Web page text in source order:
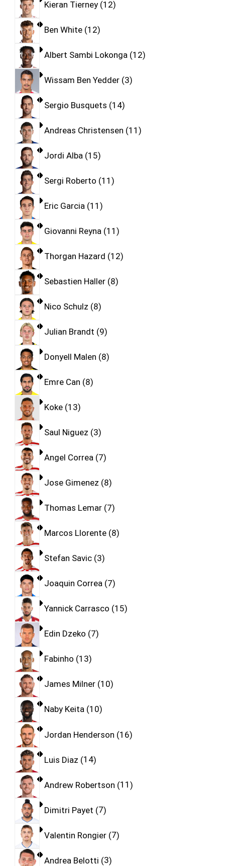
Kieran Tierney 12
Ben White 12
Albert Sambi Lokonga 12
Wissam Ben Yedder 3
Sergio Busquets 14
Andreas Christensen 11
Jordi Alba 15
Sergi Roberto 11
Eric Garcia 11
Giovanni Reyna 11
Thorgan Hazard 12
Sebastien Haller 8
Nico Schulz 8
Julian Brandt 9
Donyell Malen 8
Emre Can 8
Koke 13
Saul Niguez 3
Angel Correa 7
Jose Gimenez 8
Thomas Lemar 7
Marcos Llorente 8
Stefan Savic 3
Joaquin Correa 7
Yannick Carrasco 15
Edin Dzeko 7
Fabinho 13
James Milner 10
Naby Keita 10
Jordan Henderson 16
Luis Diaz 14
Andrew Robertson 11
Dimitri Payet 7
Valentin Rongier 7
Andrea Belotti 3